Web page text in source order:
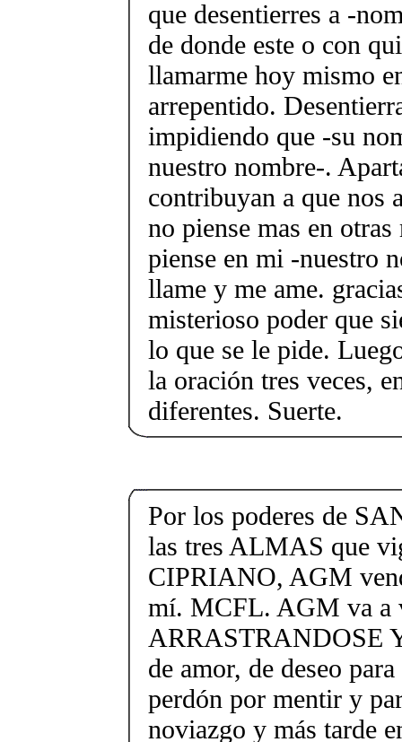
que desentierres a -
de donde este o con
llamarme hoy mismo
arrepentido.
impidiendo que -su
nuestro nombre-.
contribuyan a que nos
no piense mas en
piense en mi -nuestro
llame y me ame.
misterioso poder que
lo que se le pide.
la oración tres veces,
diferentes. Suerte.
Por los poderes de
las tres ALMAS que
CIPRIANO, AGM
mí. MCFL. AGM va a
ARRASTRANDOSE
de amor, de deseo
perdón por mentir y
noviazgo y más tarde